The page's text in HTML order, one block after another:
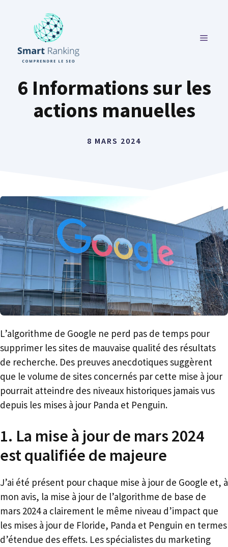
MENU
6 Informations sur les
actions manuelles
8 MARS 2024
L’algorithme de Google ne perd pas de temps pour
supprimer les sites de mauvaise qualité des résultats
de recherche. Des preuves anecdotiques suggèrent
que le volume de sites concernés par cette mise à jour
pourrait atteindre des niveaux historiques jamais vus
depuis les mises à jour Panda et Penguin.
1. La mise à jour de mars 2024
est qualifiée de majeure
J’ai été présent pour chaque mise à jour de Google et, à
mon avis, la mise à jour de l’algorithme de base de
mars 2024 a clairement le même niveau d’impact que
les mises à jour de Floride, Panda et Penguin en termes
d’étendue des effets. Les spécialistes du marketing